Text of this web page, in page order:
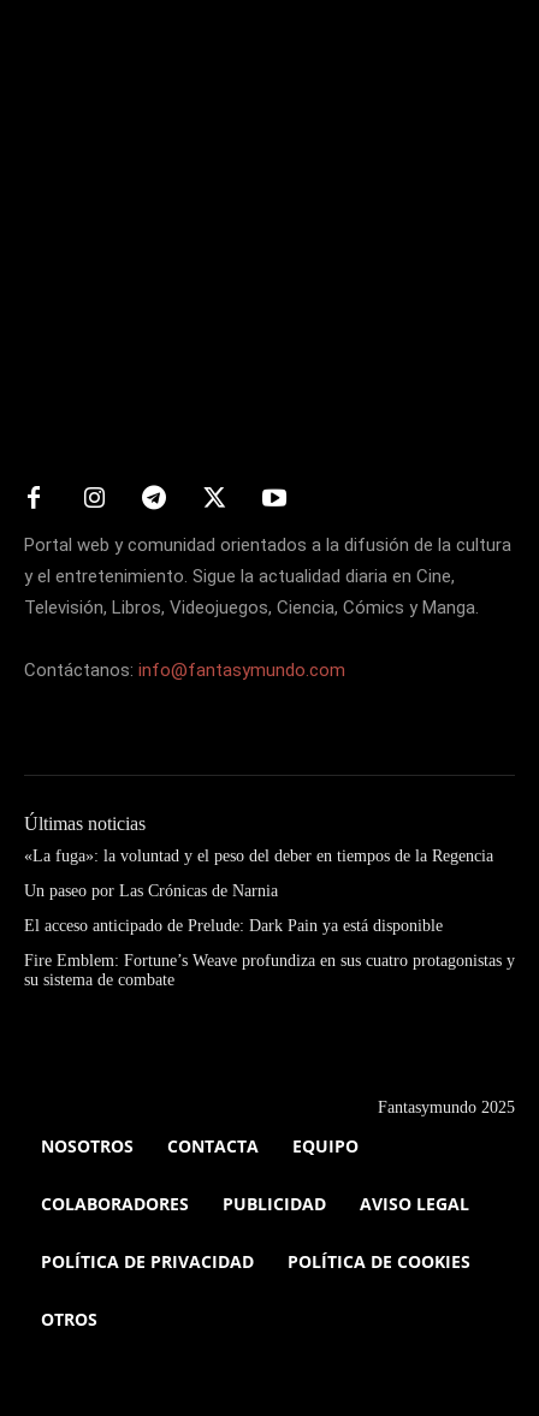
Portal web y comunidad orientados a la difusión de la cultura
y el entretenimiento. Sigue la actualidad diaria en Cine,
Televisión, Libros, Videojuegos, Ciencia, Cómics y Manga.
Contáctanos: info@fantasymundo.com
Últimas noticias
«La fuga»: la voluntad y el peso del deber en tiempos de la Regencia
Un paseo por Las Crónicas de Narnia
El acceso anticipado de Prelude: Dark Pain ya está disponible
Fire Emblem: Fortune’s Weave profundiza en sus cuatro protagonistas y
su sistema de combate
Fantasymundo 2025
NOSOTROS CONTACTA EQUIPO
COLABORADORES PUBLICIDAD AVISO LEGAL
POLÍTICA DE PRIVACIDAD POLÍTICA DE COOKIES
OTROS